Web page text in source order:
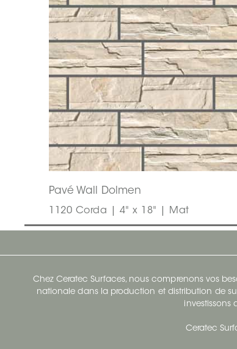
Pavé Wall Dolmen
1120 Corda | 4" x 18" | Mat
Chez Ceratec Surfaces, nous comprenons vos
nationale dans la production et distribution de
investissons
Ceratec